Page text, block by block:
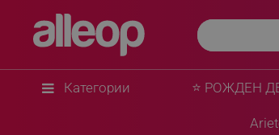
Категории ⭐ РОЖДЕН
Voltz
Пасатор Voltz OV51112NS,
★★★★★(0) 0 Въпроса